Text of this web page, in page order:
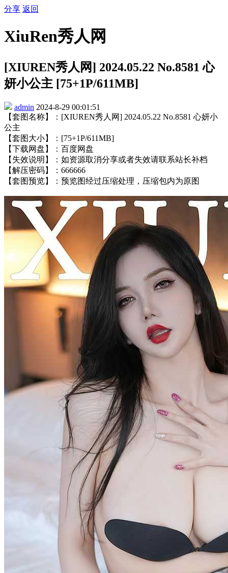
分享 返回
XiuRen秀人网
[XIUREN秀人网] 2024.05.22 No.8581 心
妍小公主 [75+1P/611MB]
admin 2024-8-29 00:01:51
【套图名称】：[XIUREN秀人网] 2024.05.22 No.8581 心妍小
公主
【套图大小】：[75+1P/611MB]
【下载网盘】：百度网盘
【失效说明】：如资源取消分享或者失效请联系站长补档
【解压密码】：666666
【套图预览】：预览图经过压缩处理，压缩包内为原图